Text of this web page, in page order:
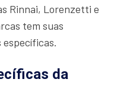
Rinnai, Lorenzetti e
tem suas
da